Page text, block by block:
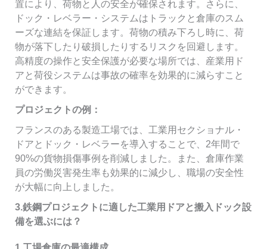
置により、荷物と人の安全が確保されます。さらに、
ドック・レベラー・システムはトラックと倉庫のスム
ーズな連結を保証します。荷物の積み下ろし時に、荷
物が落下したり破損したりするリスクを回避します。
高精度の操作と安全保護が必要な場所では、産業用ド
アと荷役システムは事故の確率を効果的に減らすこと
ができます。
プロジェクトの例：
フランスのある製造工場では、工業用セクショナル・
ドアとドック・レベラーを導入することで、2年間で
90%の貨物損傷事例を削減しました。また、倉庫作業
員の労働災害発生率も効果的に減少し、職場の安全性
が大幅に向上しました。
3.鉄鋼プロジェクトに適した工業用ドアと搬入ドック設
備を選ぶには？